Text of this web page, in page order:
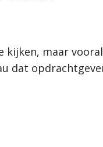
maar
dat